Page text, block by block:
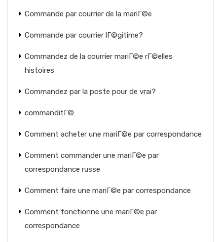
Commande par courrier de la mariГ©e
Commande par courrier lГ©gitime?
Commandez de la courrier mariГ©e rГ©elles
histoires
Commandez par la poste pour de vrai?
commanditГ©
Comment acheter une mariГ©e par correspondance
Comment commander une mariГ©e par
correspondance russe
Comment faire une mariГ©e par correspondance
Comment fonctionne une mariГ©e par
correspondance